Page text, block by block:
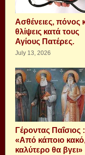
Aσθένειες, πόνος
θλίψεις κατά τους
Αγίους Πατέρες.
July 13, 2026
Γέροντας Παΐσιος :
«Από κάποιο κακό,
καλύτερο θα βγει»